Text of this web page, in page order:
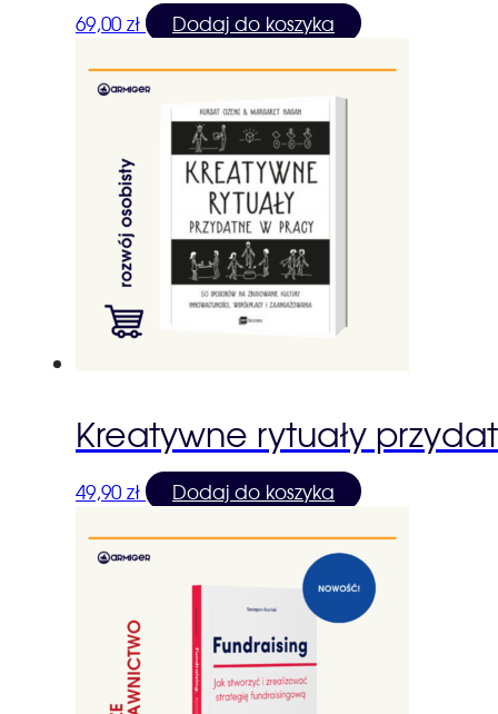
69,00 zł Dodaj do koszyka
Kreatywne rytuały
49,90 zł Dodaj do koszyka